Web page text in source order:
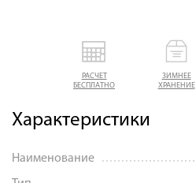
РАСЧЕТ
БЕСПЛАТНО
ЗИМНЕЕ
ХРАНЕНИЕ
Характеристики
Наименование